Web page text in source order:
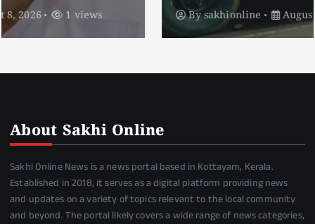
Bysakhionline August 8, 2026 1 views
About Sakhi Online
Sakhi Online News is a news portal based in Kottayam, Kerala.
Established in 2018, it serves as a digital platform providing news
and updates on a variety of topics relevant to the local community
and beyond. The portal likely covers a wide range of news categories,